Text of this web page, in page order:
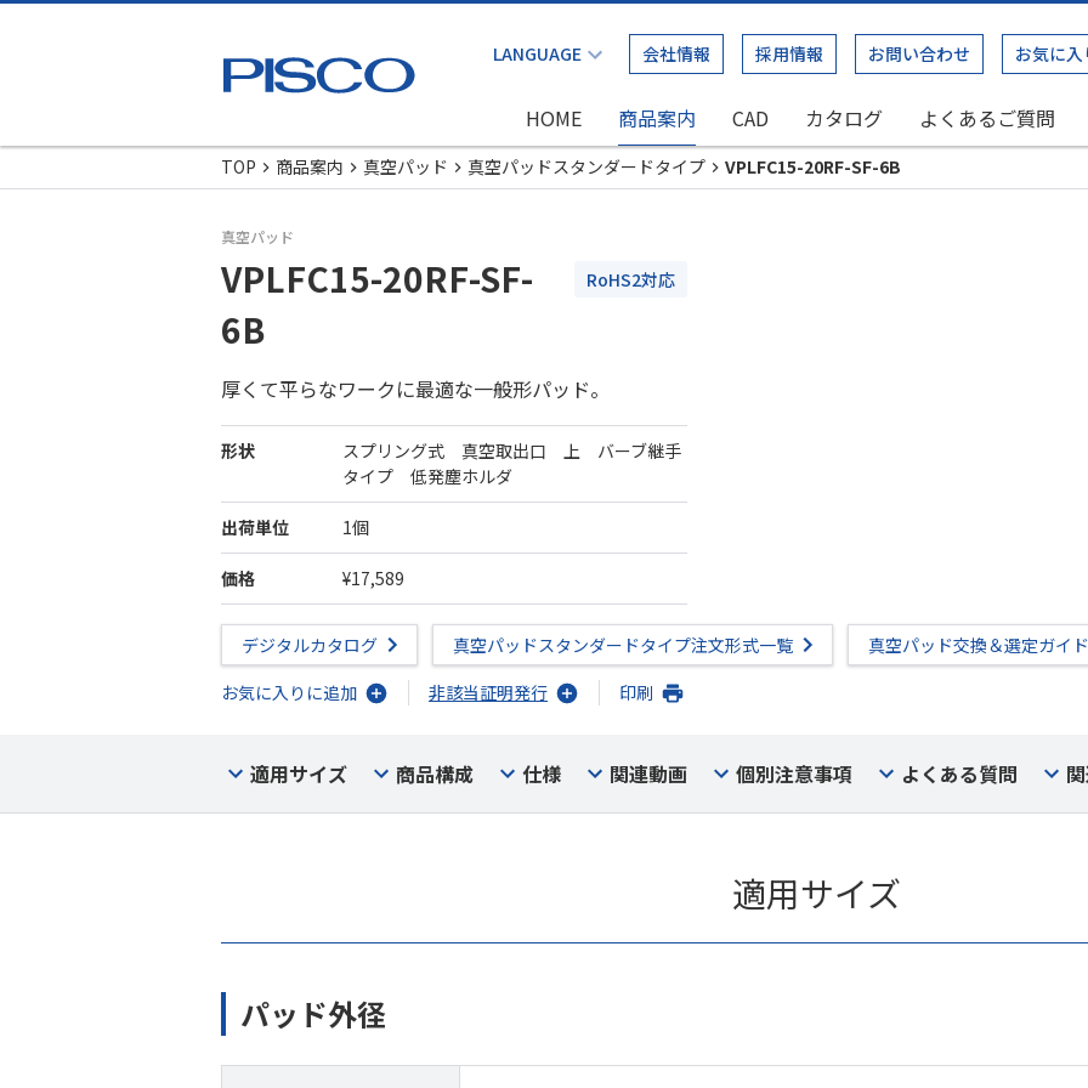
会社情報 採用情報 お問い合わせ お気に入
HOME 商品案内 CAD カタログ よくあるご質問
TOP
商品案内 真空パッド 真空パッドスタンダードタイプ VPLFC15-20RF-SF-6B
真空パッド
VPLFC15-20RF-SF-
6B
RoHS2対応
厚くて平らなワークに最適な一般形パッド。
形状
スプリング式 真空取出口 上 バーブ継手
タイプ 低発塵ホルダ
出荷単位 1個
価格 ¥17,589
デジタルカタログ 真空パッドスタンダードタイプ注文形式一覧
真空パッド交換＆選定ガイド
お気に入りに追加
非該当証明発行 印刷
適用サイズ 商品構成 仕様 関連動画 個別注意事項 よくある質問
適用サイズ
パッド外径